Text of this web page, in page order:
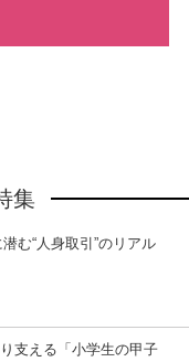
集
む“人身取引”のリアル
支える「小学生の甲子